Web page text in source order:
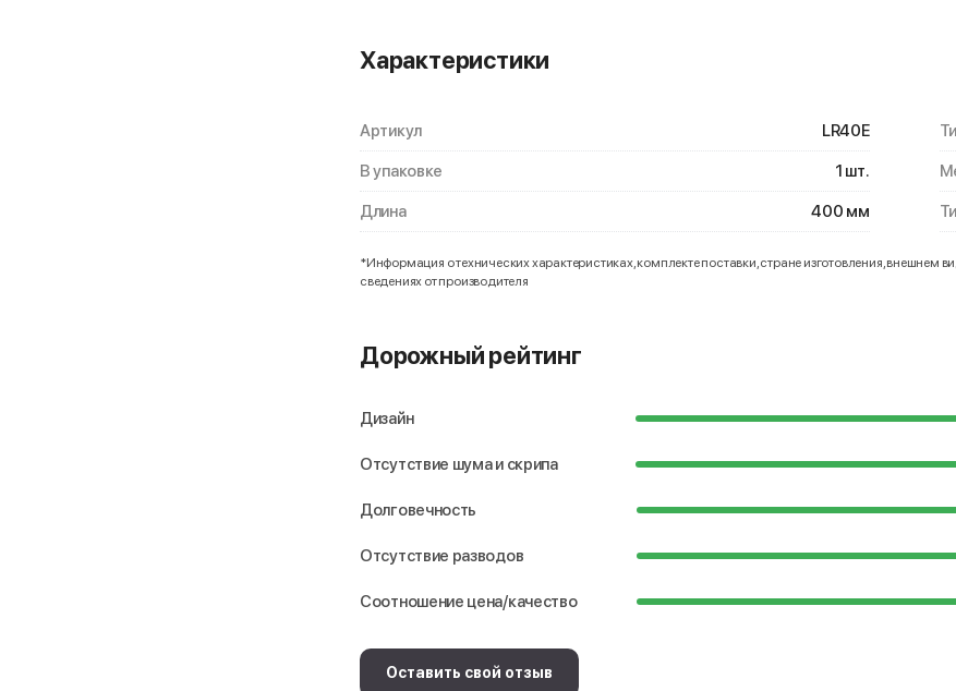
Характеристики
Артикул LR40E
В упаковке 1 шт.
Длина 400 мм
*Информация о технических характеристиках, комплекте поставки, стране изготовления, внешнем
сведениях от производителя
Дорожный рейтинг
Дизайн
Отсутствие шума и скрипа
Долговечность
Отсутствие разводов
Соотношение цена/качество
Оставить свой отзыв